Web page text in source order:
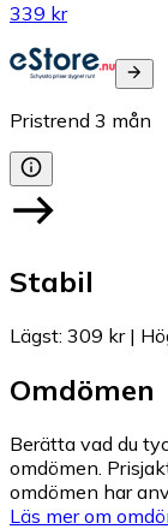
339 kr
Pristrend 3 mån
Stabil
Lägst: 309 kr|
Omdömen
Berätta vad du
omdömen.
omdömen har
Läs mer om